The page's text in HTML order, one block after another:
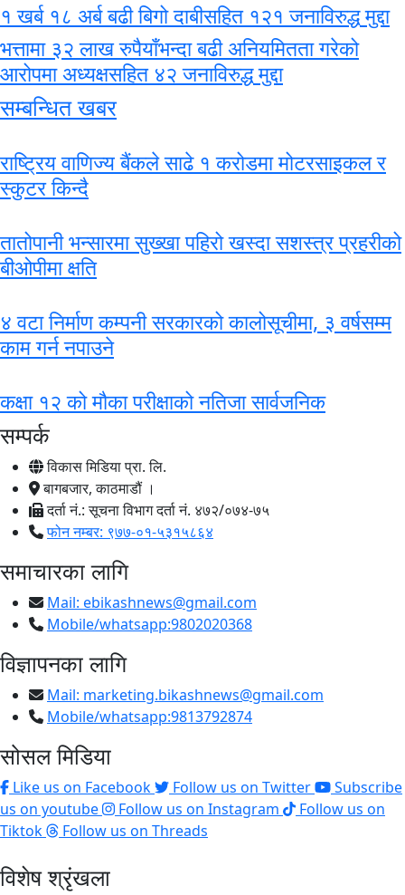
१ खर्ब १८ अर्ब बढी बिगो दाबीसहित १२१ जनाविरुद्ध मुद्दा
भत्तामा ३२ लाख रुपैयाँभन्दा बढी अनियमितता गरेको
आरोपमा अध्यक्षसहित ४२ जनाविरुद्ध मुद्दा
सम्बन्धित खबर
राष्ट्रिय वाणिज्य बैंकले साढे १ करोडमा मोटरसाइकल र
स्कुटर किन्दै
तातोपानी भन्सारमा सुख्खा पहिरो खस्दा सशस्त्र प्रहरीको
बीओपीमा क्षति
४ वटा निर्माण कम्पनी सरकारको कालोसूचीमा, ३ वर्षसम्म
काम गर्न नपाउने
कक्षा १२ को मौका परीक्षाको नतिजा सार्वजनिक
सम्पर्क
विकास मिडिया प्रा. लि.
बागबजार, काठमाडौं ।
दर्ता नं.: सूचना विभाग दर्ता नं. ४७२/०७४-७५
फोन नम्बर: ९७७-०१-५३१५८६४
समाचारका लागि
Mail: ebikashnews@gmail.com
Mobile/whatsapp:9802020368
विज्ञापनका लागि
Mail: marketing.bikashnews@gmail.com
Mobile/whatsapp:9813792874
सोसल मिडिया
Like us on Facebook Follow us on Twitter
Subscribe
us on youtube
Follow us on Instagram
Follow us on
Tiktok
Follow us on Threads
विशेष श्रृंखला